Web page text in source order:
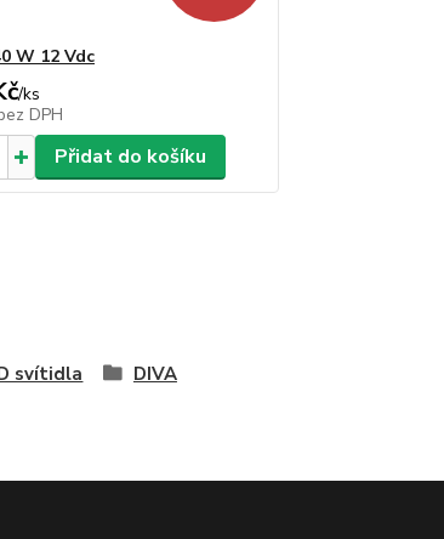
W 12 Vdc
/ks
DPH
Přidat do košíku
svítidla DIVA